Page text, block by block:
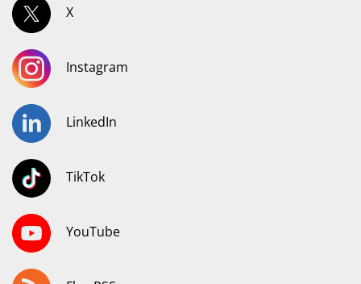
X
Instagram
LinkedIn
TikTok
YouTube